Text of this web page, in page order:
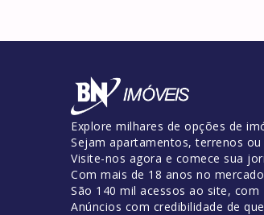
Explore milhares de opções de
Sejam apartamentos, terrenos
Visite-nos agora e comece sua
Com mais de 18 anos no
São 140 mil acessos ao site,
Anúncios com credibilidade de